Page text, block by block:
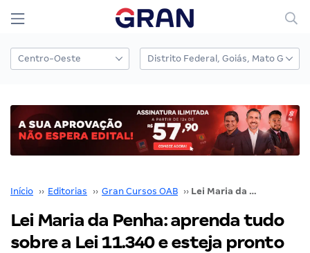
Início ›› Editorias ›› Gran Cursos OAB ›› Lei Maria da Penha: aprenda tudo sobre a Lei 11.340 e esteja pronto para as provas!
Lei Maria da Penha: aprenda tudo
sobre a Lei 11.340 e esteja pronto